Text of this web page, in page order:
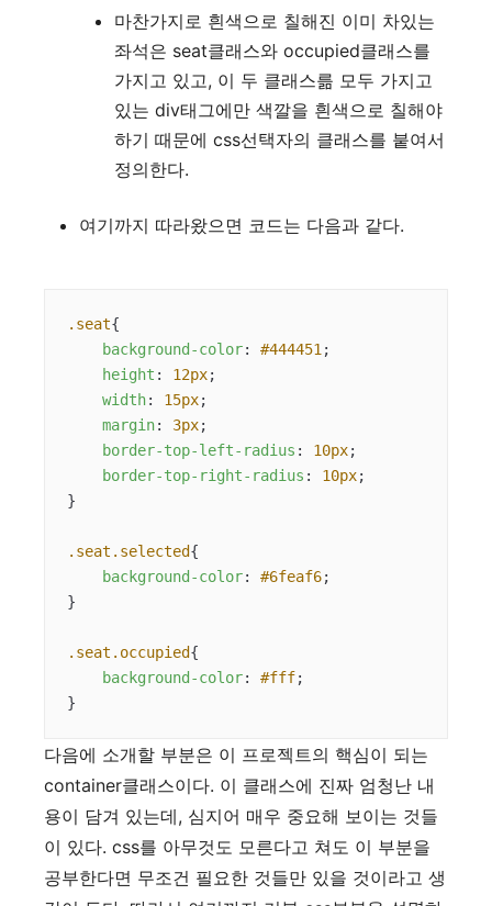
마찬가지로 흰색으로 칠해진 이미 차있는
좌석은 seat클래스와 occupied클래스를
가지고 있고, 이 두 클래스륾 모두 가지고
있는 div태그에만 색깔을 흰색으로 칠해야
하기 때문에 css선택자의 클래스를 붙여서
정의한다.
여기까지 따라왔으면 코드는 다음과 같다.
.seat{
background-color: #444451 ;
height : 12px;
width: 15px;
margin: 3px;
border-top-left-radius : 10px;
border-top-right-radius : 10px;
}
.seat .selected{
background-color: #6feaf6;
}
.seat .occupied{
background-color: #fff;
}
다음에 소개할 부분은 이 프로젝트의 핵심이 되는
container클래스이다. 이 클래스에 진짜 엄청난 내
용이 담겨 있는데, 심지어 매우 중요해 보이는 것들
이 있다. css를 아무것도 모른다고 쳐도 이 부분을
공부한다면 무조건 필요한 것들만 있을 것이라고 생